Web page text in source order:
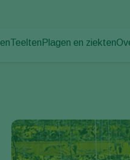
& Scouting
Teelten
Akkerbouwgewassen
Plagen en ziekten